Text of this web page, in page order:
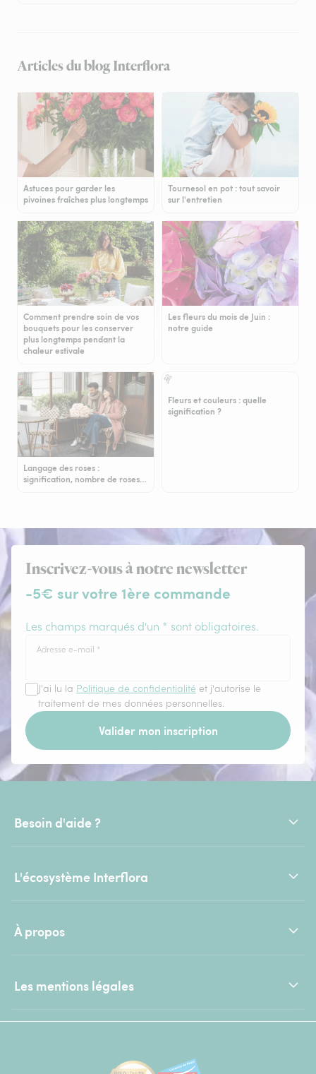
Articles du blog Interflora
Astuces pour garder les
pivoines fraîches plus longtemps
Tournesol en pot : tout savoir
sur l'entretien
Comment prendre soin de vos
bouquets pour les conserver
plus longtemps pendant la
chaleur estivale
Les fleurs du mois de Juin :
notre guide
Langage des roses :
signification, nombre de roses…
Fleurs et couleurs : quelle
signification ?
Inscrivez-vous à notre newsletter
-5€ sur votre 1ère commande
Les champs marqués d'un * sont obligatoires.
Adresse e-mail *
J'ai lu la Politique de confidentialité et j'autorise le
traitement de mes données personnelles.
Valider mon inscription
Besoin d'aide ?
L'écosystème Interflora
À propos
Les mentions légales